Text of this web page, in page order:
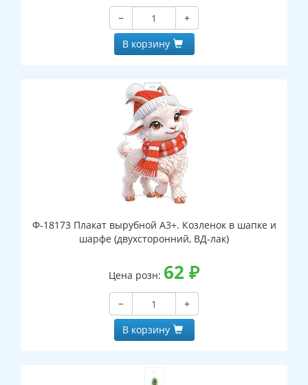
−
+
В корзину
Ф-18173 Плакат вырубной А3+. Козленок в шапке и
шарфе (двухсторонний, ВД-лак)
Цена розн: 62 ₽
−
+
В корзину